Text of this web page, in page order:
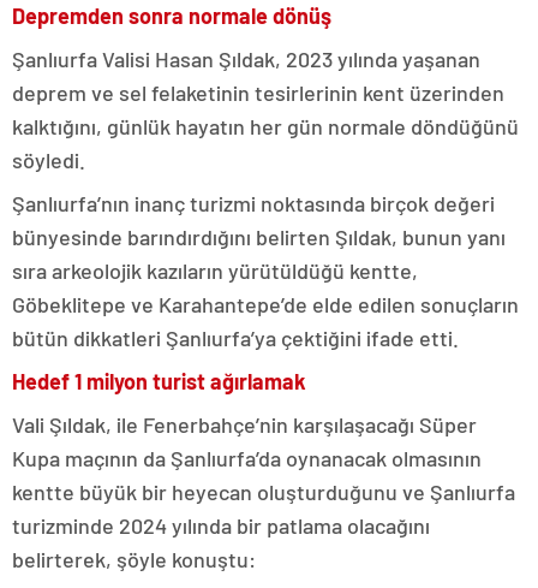
Depremden sonra normale dönüş
Şanlıurfa Valisi Hasan Şıldak, 2023 yılında yaşanan
deprem ve sel felaketinin tesirlerinin kent üzerinden
kalktığını, günlük hayatın her gün normale döndüğünü
söyledi.
Şanlıurfa’nın inanç turizmi noktasında birçok değeri
bünyesinde barındırdığını belirten Şıldak, bunun yanı
sıra arkeolojik kazıların yürütüldüğü kentte,
Göbeklitepe ve Karahantepe’de elde edilen sonuçların
bütün dikkatleri Şanlıurfa’ya çektiğini ifade etti.
Hedef 1 milyon turist ağırlamak
Vali Şıldak, ile Fenerbahçe’nin karşılaşacağı Süper
Kupa maçının da Şanlıurfa’da oynanacak olmasının
kentte büyük bir heyecan oluşturduğunu ve Şanlıurfa
turizminde 2024 yılında bir patlama olacağını
belirterek, şöyle konuştu: